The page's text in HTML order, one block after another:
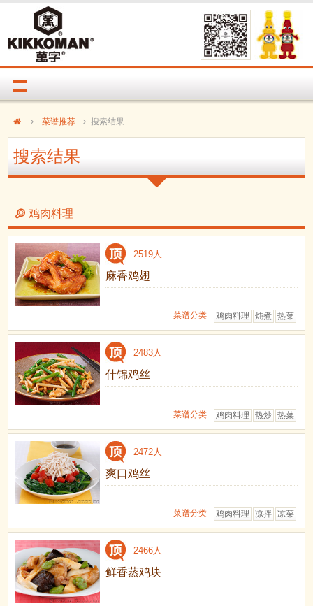
菜谱推荐 搜索结果
搜索结果
鸡肉料理
2519人
麻香鸡翅
热菜
炖煮
鸡肉料理
菜谱分类
2483人
什锦鸡丝
热菜
热炒
鸡肉料理
菜谱分类
2472人
爽口鸡丝
凉菜
凉拌
鸡肉料理
菜谱分类
2466人
鲜香蒸鸡块